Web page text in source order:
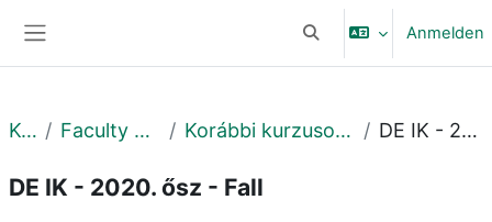
SucheingabeAnmelden
Kurse Faculty of Informatics Korábbi kurzusok - Previous courses DE IK - 2020. ősz - Fall
DE IK - 2020. ősz - Fall